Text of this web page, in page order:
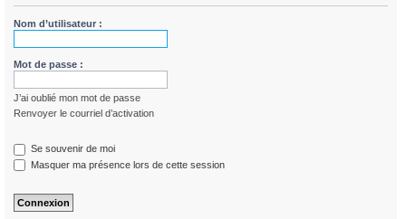
Nom d’utilisateur :
Mot de passe :
J’ai oublié mon mot de passe
Renvoyer le courriel d’activation
Se souvenir de moi
Masquer ma présence lors de cette session